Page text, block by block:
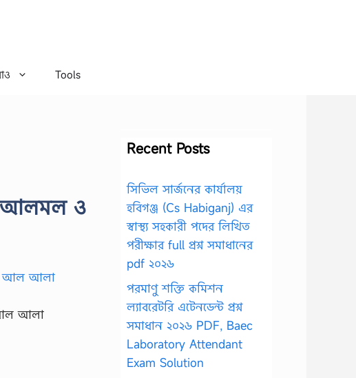
Tools
আলমল ও
আলা
Recent Posts
সিভিল সার্জনের কার্যালয়
হবিগঞ্জ (Cs Habiganj) এর
স্বাস্থ্য সহকারী পদের লিখিত
পরীক্ষার full প্রশ্ন সমাধানের
pdf ২০২৬
পরমাণু শক্তি কমিশন
ল্যাবরেটরি এটেনডেন্ট প্রশ্ন
সমাধান ২০২৬ PDF, Baec
Laboratory Attendant
Exam Solution